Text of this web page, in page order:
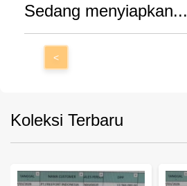
Sedang menyiapkan...
<
Koleksi Terbaru